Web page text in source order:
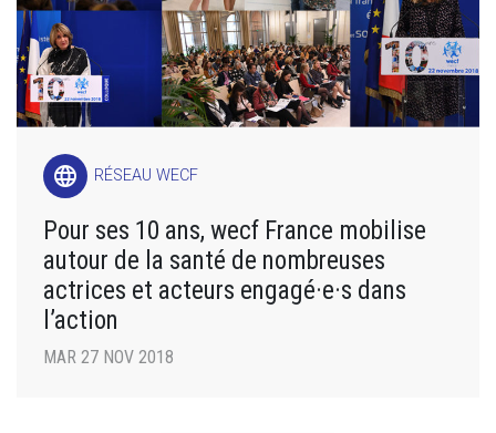
language RÉSEAU WECF
Pour ses 10 ans, wecf France mobilise
autour de la santé de nombreuses
actrices et acteurs engagé·e·s dans
l’action
MAR 27 NOV 2018